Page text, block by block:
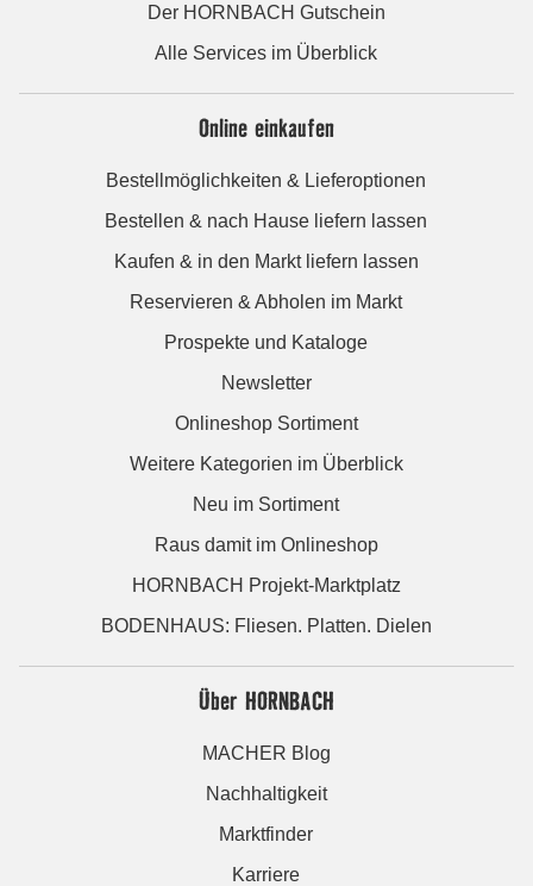
Der HORNBACH Gutschein
Alle Services im Überblick
Online einkaufen
Bestellmöglichkeiten & Lieferoptionen
Bestellen & nach Hause liefern lassen
Kaufen & in den Markt liefern lassen
Reservieren & Abholen im Markt
Prospekte und Kataloge
Newsletter
Onlineshop Sortiment
Weitere Kategorien im Überblick
Neu im Sortiment
Raus damit im Onlineshop
HORNBACH Projekt-Marktplatz
BODENHAUS: Fliesen. Platten. Dielen
Über HORNBACH
MACHER Blog
Nachhaltigkeit
Marktfinder
Karriere